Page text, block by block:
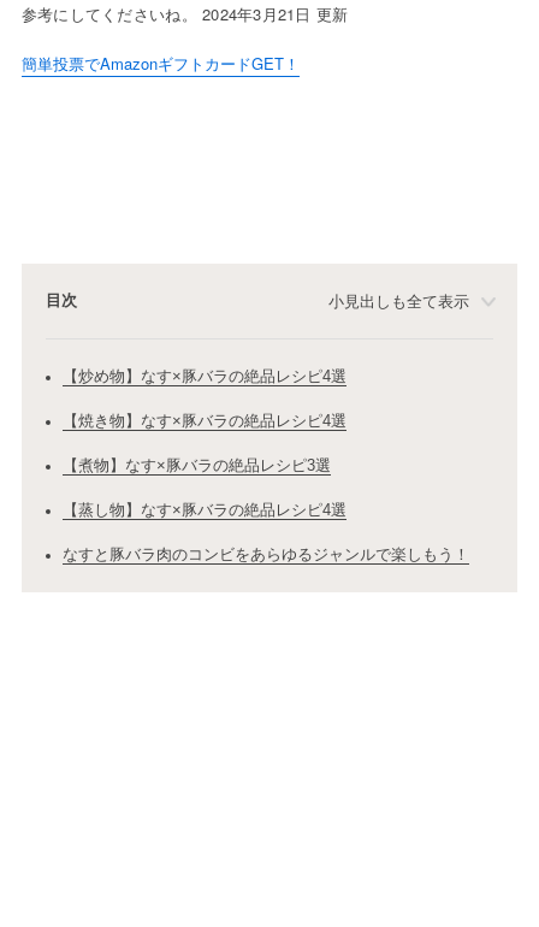
参考にしてくださいね。 2024年3月21日 更新
簡単投票でAmazonギフトカードGET！
目次 小見出しも全て表示
【炒め物】なす×豚バラの絶品レシピ4選
【焼き物】なす×豚バラの絶品レシピ4選
【煮物】なす×豚バラの絶品レシピ3選
【蒸し物】なす×豚バラの絶品レシピ4選
なすと豚バラ肉のコンビをあらゆるジャンルで楽しもう！